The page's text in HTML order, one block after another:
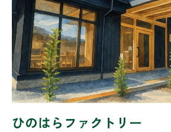
ひのはらファクトリー